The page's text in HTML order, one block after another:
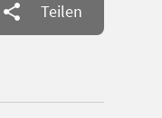
Teilen